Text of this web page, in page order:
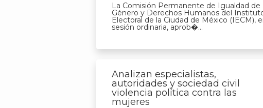
La Comisión Permanente de Igualdad de
Género y Derechos Humanos del
Electoral de la Ciudad de México (IECM),
sesión ordinaria, aprob�...
Analizan especialistas,
autoridades y sociedad civil
violencia política contra las
mujeres